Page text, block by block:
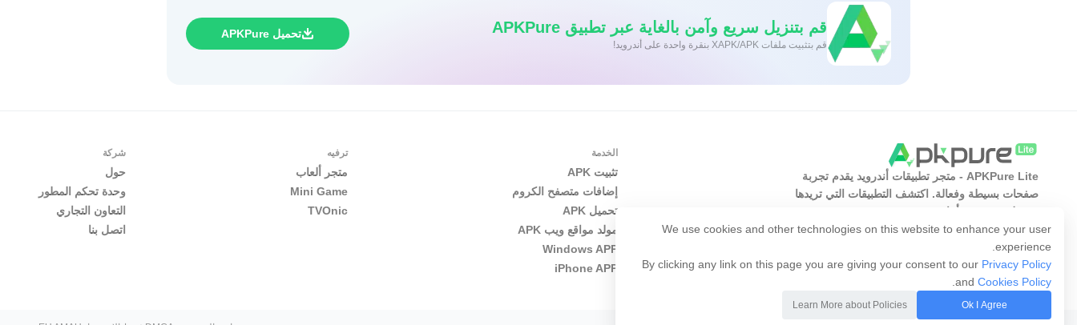
قم بتنزيل سريع وآمن بالغاية عبر تطبيق APKPure
قم بتثبيت ملفات XAPK/APK بنقرة واحدة على أندرويد!
تحميل APKPure
We use cookies and other technologies on this website to enhance your user
experience.
By clicking any link on this page you are giving your consent to our Privacy Policy
and Cookies Policy
Ok I Agree
Learn More about Policies
APKPure Lite - متجر تطبيقات أندرويد يقدم تجربة
صفحات بسيطة وفعالة. اكتشف التطبيقات التي تريدها
بسهولة وسرعة وأمان.
الخدمة
تثبيت APK
إضافات متصفح الكروم
تحميل APK
مولد مواقع ويب APK
Windows APP
iPhone APP
ترفيه
متجر ألعاب
Mini Game
TVOnic
شركة
حول
وحدة تحكم المطور
التعاون التجاري
اتصل بنا